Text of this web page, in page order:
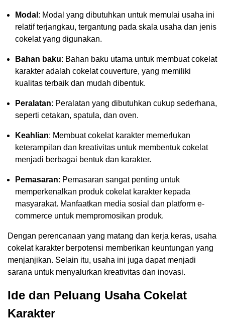
Modal : Modal yang dibutuhkan untuk memulai usaha ini
relatif terjangkau, tergantung pada skala usaha dan jenis
cokelat yang digunakan.
Bahan baku: Bahan baku utama untuk membuat cokelat
karakter adalah cokelat couverture, yang memiliki
kualitas terbaik dan mudah dibentuk.
Peralatan: Peralatan yang dibutuhkan cukup sederhana,
seperti cetakan, spatula, dan oven.
Keahlian: Membuat cokelat karakter memerlukan
keterampilan dan kreativitas untuk membentuk cokelat
menjadi berbagai bentuk dan karakter.
Pemasaran: Pemasaran sangat penting untuk
memperkenalkan produk cokelat karakter kepada
masyarakat. Manfaatkan media sosial dan platform e-
commerce untuk mempromosikan produk.
Dengan perencanaan yang matang dan kerja keras, usaha
cokelat karakter berpotensi memberikan keuntungan yang
menjanjikan. Selain itu, usaha ini juga dapat menjadi
sarana untuk menyalurkan kreativitas dan inovasi.
Ide dan Peluang Usaha Cokelat
Karakter